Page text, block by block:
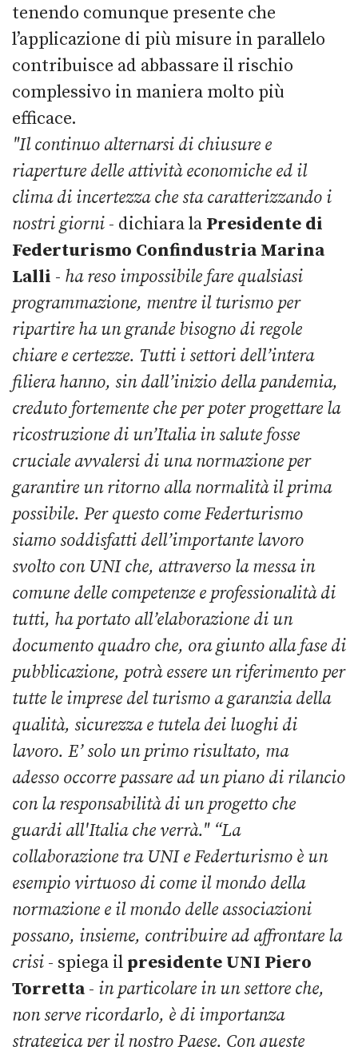
tenendo comunque presente che
l’applicazione di più misure in parallelo
contribuisce ad abbassare il rischio
complessivo in maniera molto più
efficace.
"Il continuo alternarsi di chiusure e
riaperture delle attività economiche ed il
clima di incertezza che sta caratterizzando i
nostri giorni - dichiara la Presidente di
Federturismo Confindustria Marina
Lalli - ha reso impossibile fare qualsiasi
programmazione, mentre il turismo per
ripartire ha un grande bisogno di regole
chiare e certezze. Tutti i settori dell’intera
filiera hanno, sin dall’inizio della pandemia,
creduto fortemente che per poter progettare la
ricostruzione di un’Italia in salute fosse
cruciale avvalersi di una normazione per
garantire un ritorno alla normalità il prima
possibile. Per questo come Federturismo
siamo soddisfatti dell’importante lavoro
svolto con UNI che, attraverso la messa in
comune delle competenze e professionalità di
tutti, ha portato all’elaborazione di un
documento quadro che, ora giunto alla fase di
pubblicazione, potrà essere un riferimento per
tutte le imprese del turismo a garanzia della
qualità, sicurezza e tutela dei luoghi di
lavoro. E’ solo un primo risultato, ma
adesso occorre passare ad un piano di rilancio
con la responsabilità di un progetto che
guardi all'Italia che verrà." “La
collaborazione tra UNI e Federturismo è un
esempio virtuoso di come il mondo della
normazione e il mondo delle associazioni
possano, insieme, contribuire ad affrontare la
crisi - spiega il presidente UNI Piero
Torretta- in particolare in un settore che,
non serve ricordarlo, è di importanza
strategica per il nostro Paese. Con queste